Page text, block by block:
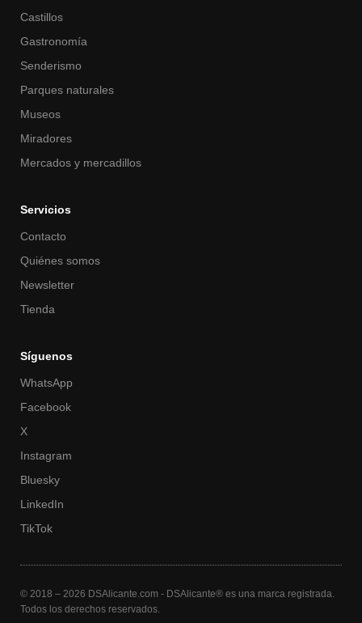
Castillos
Gastronomía
Senderismo
Parques naturales
Museos
Miradores
Mercados y mercadillos
Servicios
Contacto
Quiénes somos
Newsletter
Tienda
Síguenos
WhatsApp
Facebook
X
Instagram
Bluesky
LinkedIn
TikTok
© 2018 – 2026 DSAlicante.com - DSAlicante® es una marca registrada.
Todos los derechos reservados.